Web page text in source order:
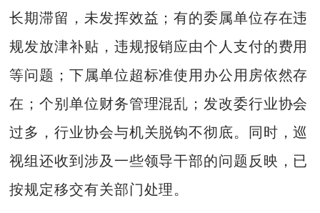
长期滞留，未发挥效益；有的委属单位存在违
规发放津补贴，违规报销应由个人支付的费用
等问题；下属单位超标准使用办公用房依然存
在；个别单位财务管理混乱；发改委行业协会
过多，行业协会与机关脱钩不彻底。同时，巡
视组还收到涉及一些领导干部的问题反映，已
按规定移交有关部门处理。